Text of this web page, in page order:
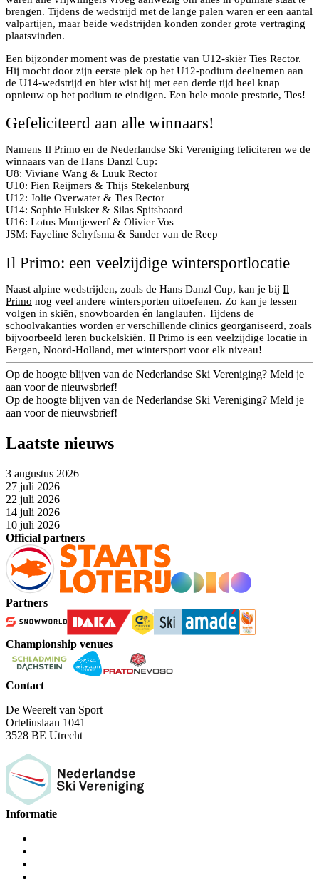
brengen. Tijdens de wedstrijd met de lange palen waren er een aantal
valpartijen, maar beide wedstrijden konden zonder grote vertraging
plaatsvinden.
Een bijzonder moment was de prestatie van U12-skiër Ties Rector.
Hij mocht door zijn eerste plek op het U12-podium deelnemen aan
de U14-wedstrijd en hier wist hij met een derde tijd heel knap
opnieuw op het podium te eindigen. Een hele mooie prestatie, Ties!
Gefeliciteerd aan alle winnaars!
Namens Il Primo en de Nederlandse Ski Vereniging feliciteren we de
winnaars van de Hans Danzl Cup:
U8: Viviane Wang & Luuk Rector
U10: Fien Reijmers & Thijs Stekelenburg
U12: Jolie Overwater & Ties Rector
U14: Sophie Hulsker & Silas Spitsbaard
U16: Lotus Muntjewerf & Olivier Vos
JSM: Fayeline Schyfsma & Sander van de Reep
Il Primo: een veelzijdige wintersportlocatie
Naast alpine wedstrijden, zoals de Hans Danzl Cup, kan je bij Il
Primo nog veel andere wintersporten uitoefenen. Zo kan je lessen
volgen in skiën, snowboarden én langlaufen. Tijdens de
schoolvakanties worden er verschillende clinics georganiseerd, zoals
bijvoorbeeld leren buckelskiën. Il Primo is een veelzijdige locatie in
Bergen, Noord-Holland, met wintersport voor elk niveau!
Op de hoogte blijven van de Nederlandse Ski Vereniging? Meld je
aan voor de nieuwsbrief!
Op de hoogte blijven van de Nederlandse Ski Vereniging? Meld je
aan voor de nieuwsbrief!
Laatste nieuws
3 augustus 2026
27 juli 2026
22 juli 2026
14 juli 2026
10 juli 2026
Official partners
Partners
Championship venues
Contact
De Weerelt van Sport
Orteliuslaan 1041
3528 BE Utrecht
Informatie